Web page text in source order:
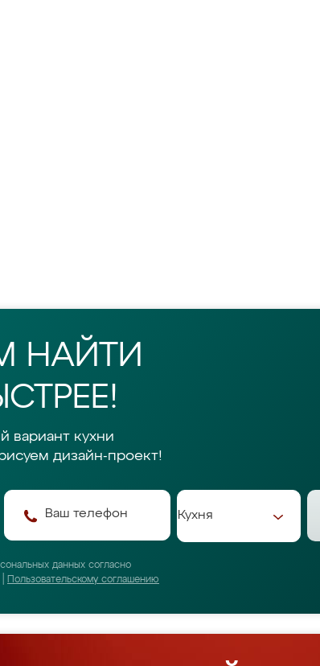
НАЙТИ
вариант кухни
дизайн-проект!
данных согласно
Пользовательскому соглашению